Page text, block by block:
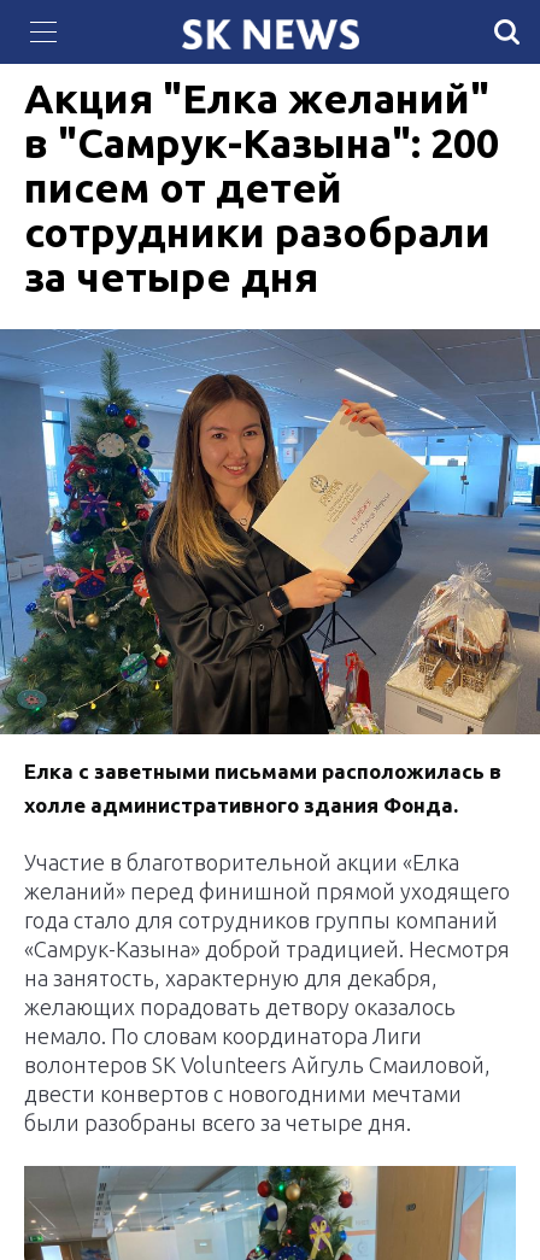
Жандос Қайыргелді возглавил Совет
директоров QazaqGaz
27 ДЕКАБРЯ 2021, 09:00 2952
Акция "Елка желаний"
в "Самрук-Казына": 200
писем от детей
сотрудники разобрали
за четыре дня
Елка с заветными письмами расположилась в
холле административного здания Фонда.
Участие в благотворительной акции «Елка
желаний» перед финишной прямой уходящего
года стало для сотрудников группы компаний
«Самрук-Казына» доброй традицией. Несмотря
на занятость, характерную для декабря,
желающих порадовать детвору оказалось
немало. По словам координатора Лиги
волонтеров SK Volunteers Айгуль Смаиловой,
двести конвертов с новогодними мечтами
были разобраны всего за четыре дня.